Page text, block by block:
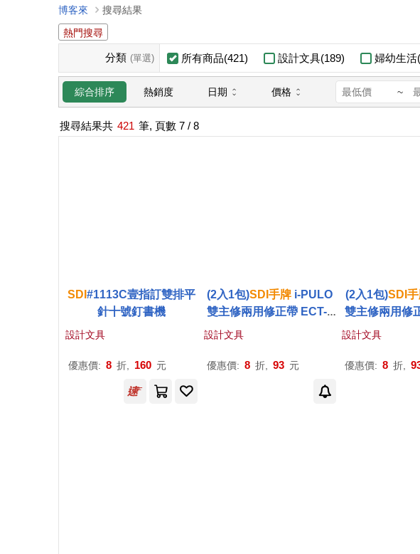
博客來
搜尋結果
熱門搜尋
分類 (單選) 所有商品(421) 設計文具(189) 婦幼生活
綜合排序 熱銷度 日期 價格 ~
搜尋結果共 421 筆, 頁數 7 / 8
SDI #1113C壹指訂雙排平
針十號釘書機
設計文具
優惠價: 8 折, 160 元
(2入1包)SDI手牌 i-PULO
雙主修兩用修正帶 ECT-1
設計文具
優惠價: 8 折, 93 元
(2入1包)SDI 手
雙主修兩用修
設計文具
優惠價: 8 折,